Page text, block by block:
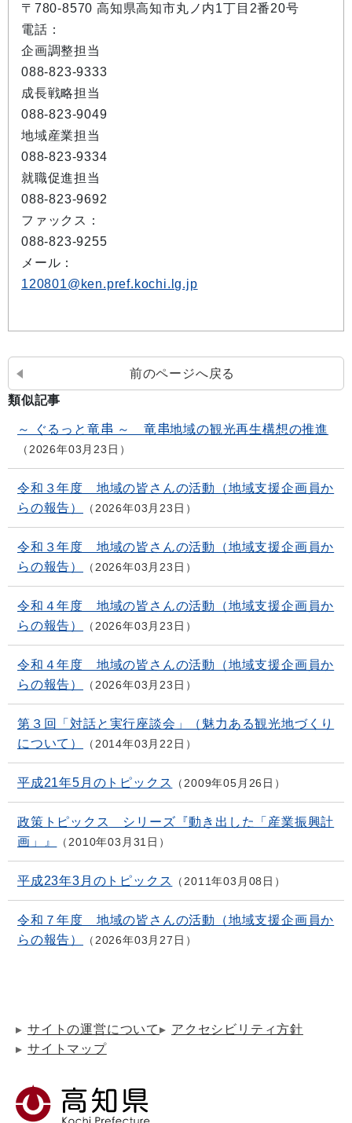
〒780-8570 高知県高知市丸ノ内1丁目2番20号
電話：
企画調整担当
088-823-9333
成長戦略担当
088-823-9049
地域産業担当
088-823-9334
就職促進担当
088-823-9692
ファックス：
088-823-9255
メール：
120801@ken.pref.kochi.lg.jp
前のページへ戻る
類似記事
～ ぐるっと竜串 ～ 竜串地域の観光再生構想の推進
2026年03月23日
令和３年度 地域の皆さんの活動（地域支援企画員か
らの報告）
2026年03月23日
令和３年度 地域の皆さんの活動（地域支援企画員か
らの報告）
2026年03月23日
令和４年度 地域の皆さんの活動（地域支援企画員か
らの報告）
2026年03月23日
令和４年度 地域の皆さんの活動（地域支援企画員か
らの報告）
2026年03月23日
第３回「対話と実行座談会」（魅力ある観光地づくり
について）
2014年03月22日
平成21年5月のトピックス 2009年05月26日
政策トピックス シリーズ『動き出した「産業振興計
画」』
2010年03月31日
平成23年3月のトピックス 2011年03月08日
令和７年度 地域の皆さんの活動（地域支援企画員か
らの報告）
2026年03月27日
サイトの運営について
アクセシビリティ方針
サイトマップ